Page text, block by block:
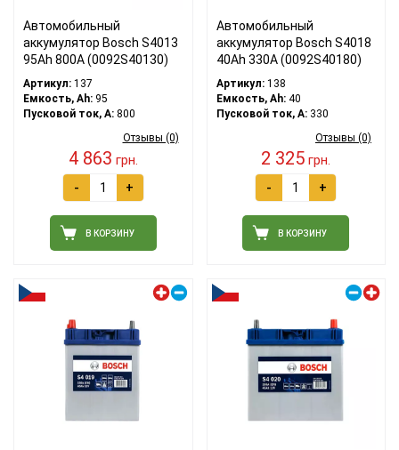
Автомобильный
аккумулятор Bosch S4013
95Ah 800A (0092S40130)
Артикул: 137
Емкость, Ah: 95
Пусковой ток, A: 800
Отзывы (0)
4 863 грн.
- +
В КОРЗИНУ
Автомобильный
аккумулятор Bosch S4018
40Ah 330A (0092S40180)
Артикул:138
Емкость, Ah:40
Пусковой ток, A:330
Отзывы (0)
2 325 грн.
- +
В КОРЗИНУ